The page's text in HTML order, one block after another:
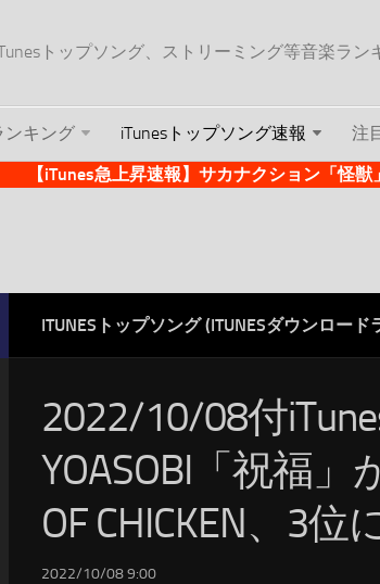
トップソング、ストリーミング等音楽ラン
ンキング iTunesトップソング速報 注
【iTunes急上昇速報】サカナクション「怪
ITUNESトップソング (ITUNESダウンロード
2022/10/08付
YOASOBI「祝福
OF CHICKEN、3位
2022/10/08 9:00